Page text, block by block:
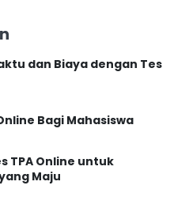
dan Biaya dengan Tes
Bagi Mahasiswa
TPA Online untuk
Maju